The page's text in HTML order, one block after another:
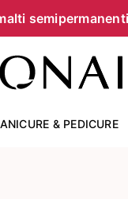
semipermanenti
& PEDICURE